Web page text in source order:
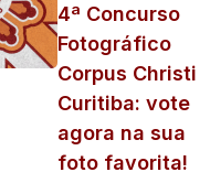
4ª Concurso
Fotográfico
Corpus Christi
Curitiba: vote
agora na sua
foto favorita!